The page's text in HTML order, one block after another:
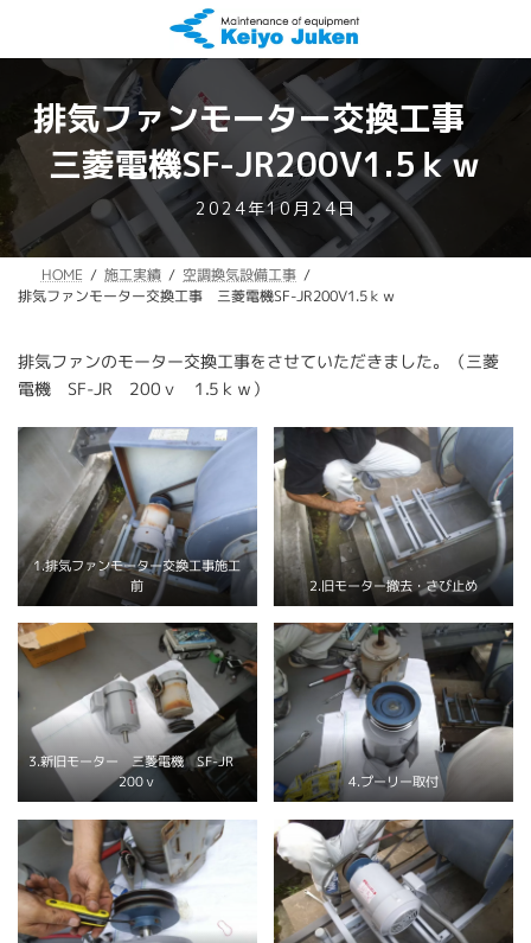
テ
ス
ッ
プ
ゲ
ン
移
動
排気ファンモーター交換工事
三菱電機SF-JR200V1.5ｋｗ
最
更
新
日
:
2024年10月24日
HOME 施工実績 空調換気設備工事
排気ファンモーター交換工事 三菱電機SF-JR200V1.5ｋｗ
排気ファンのモーター交換工事をさせていただきました。（三菱
電機 SF-JR 200ｖ 1.5ｋｗ）
1.排気ファンモーター交換工事施工
前 2.旧モーター撤去・さび止め
3.新旧モーター 三菱電機 SF-JR
200ｖ 4.プーリー取付